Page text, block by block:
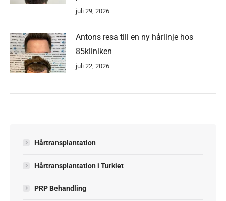
juli 29, 2026
Antons resa till en ny hårlinje hos
85kliniken
juli 22, 2026
Hårtransplantation
Hårtransplantation i Turkiet
PRP Behandling